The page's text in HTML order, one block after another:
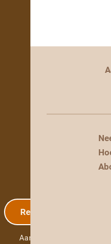
Registratie
Aanmelding